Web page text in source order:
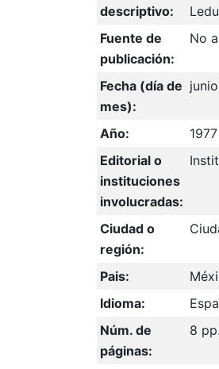
descriptivo:
Fuente de
publicación:
No
Fecha (día de
mes):
junio
Año:
1977
Editorial o
instituciones
involucradas:
Ciudad o
región:
Pais:
Idioma:
Núm. de
páginas:
8 pp.